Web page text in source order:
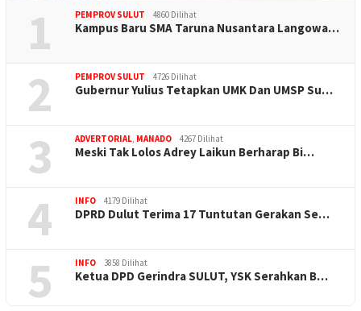
1 PEMPROV SULUT 4860 Dilihat
Kampus Baru SMA Taruna Nusantara Langowa…
2 PEMPROV SULUT 4726 Dilihat
Gubernur Yulius Tetapkan UMK Dan UMSP Su…
3 ADVERTORIAL, MANADO 4267 Dilihat
Meski Tak Lolos Adrey Laikun Berharap Bi…
4 INFO 4179 Dilihat
DPRD Dulut Terima 17 Tuntutan Gerakan Se…
5 INFO 3858 Dilihat
Ketua DPD Gerindra SULUT, YSK Serahkan B…